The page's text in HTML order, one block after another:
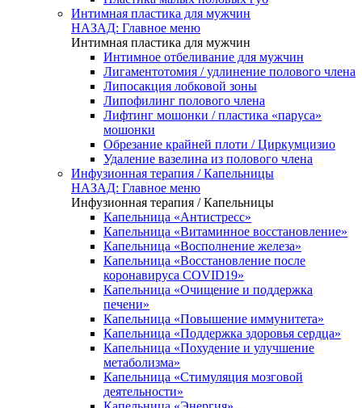
Интимная пластика для мужчин
НАЗАД: Главное меню
Интимная пластика для мужчин
Интимное отбеливание для мужчин
Лигаментотомия / удлинение полового члена
Липосакция лобковой зоны
Липофилинг полового члена
Лифтинг мошонки / пластика «паруса»
мошонки
Обрезание крайней плоти / Циркумцизио
Удаление вазелина из полового члена
Инфузионная терапия / Капельницы
НАЗАД: Главное меню
Инфузионная терапия / Капельницы
Капельница «Антистресс»
Капельница «Витаминное восстановление»
Капельница «Восполнение железа»
Капельница «Восстановление после
коронавируса COVID19»
Капельница «Очищение и поддержка
печени»
Капельница «Повышение иммунитета»
Капельница «Поддержка здоровья сердца»
Капельница «Похудение и улучшение
метаболизма»
Капельница «Стимуляция мозговой
деятельности»